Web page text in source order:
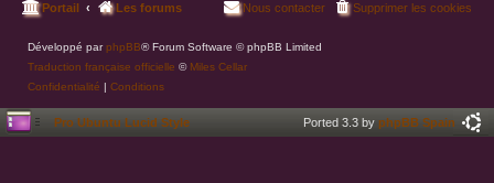
Portail Les forums Supprimer les cookies
Nous contacter
Développé par phpBB® Forum Software © phpBB Limited
Traduction française officielle © Miles Cellar
Confidentialité | Conditions
Pro Ubuntu Lucid Style Ported 3.3 by phpBB Spain